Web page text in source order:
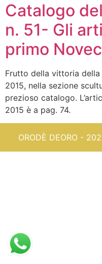
Catalogo
n. 51- Gli
primo
Frutto della vittoria della
2015, nella sezione
prezioso catalogo.
2015 è a
ORODÈ DEORO -